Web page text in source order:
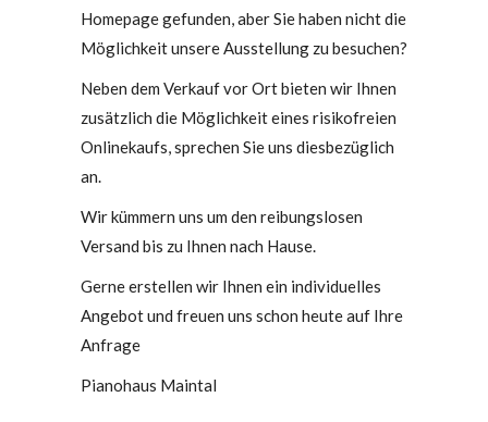
Homepage gefunden, aber Sie haben nicht die
Möglichkeit unsere Ausstellung zu besuchen?
Neben dem Verkauf vor Ort bieten wir Ihnen
zusätzlich die Möglichkeit eines risikofreien
Onlinekaufs, sprechen Sie uns diesbezüglich
an.
Wir kümmern uns um den reibungslosen
Versand bis zu Ihnen nach Hause.
Gerne erstellen wir Ihnen ein individuelles
Angebot und freuen uns schon heute auf Ihre
Anfrage
Pianohaus Maintal